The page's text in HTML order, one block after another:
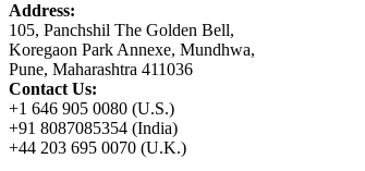
Address:
105, Panchshil The Golden Bell,
Koregaon Park Annexe, Mundhwa,
Pune, Maharashtra 411036
Contact Us:
+1 646 905 0080 (U.S.)
+91 8087085354 (India)
+44 203 695 0070 (U.K.)